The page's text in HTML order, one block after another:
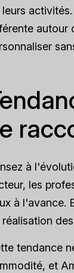
leurs
autour
à
les
à l'avance.
réalisation
tendance
et